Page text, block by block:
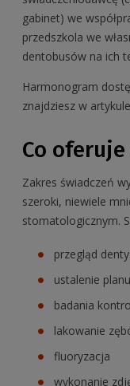
gabinet) we
przedszkola we
dentobusów na ich
Harmonogram
znajdziesz w
Co
Zakres świadczeń
szeroki, niewiele
stomatologicznym.
przegląd
ustalenie
badania
lakowanie
fluoryzacja
wykonanie